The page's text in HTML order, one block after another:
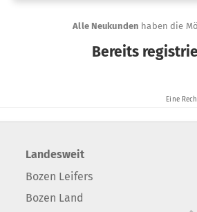
Landesweit
Bozen Leifers
Bozen Land